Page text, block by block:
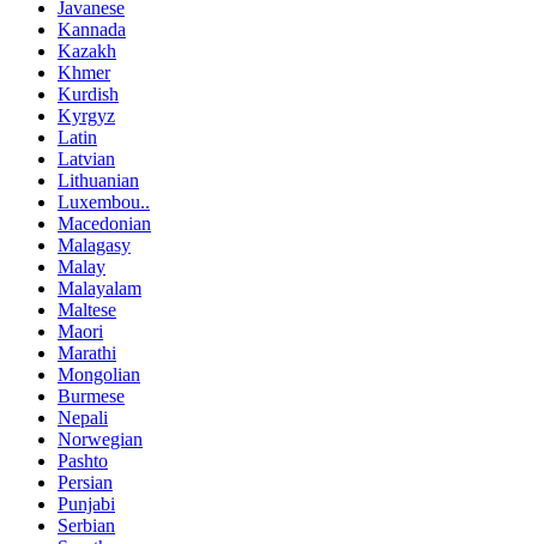
Javanese
Kannada
Kazakh
Khmer
Kurdish
Kyrgyz
Latin
Latvian
Lithuanian
Luxembou..
Macedonian
Malagasy
Malay
Malayalam
Maltese
Maori
Marathi
Mongolian
Burmese
Nepali
Norwegian
Pashto
Persian
Punjabi
Serbian